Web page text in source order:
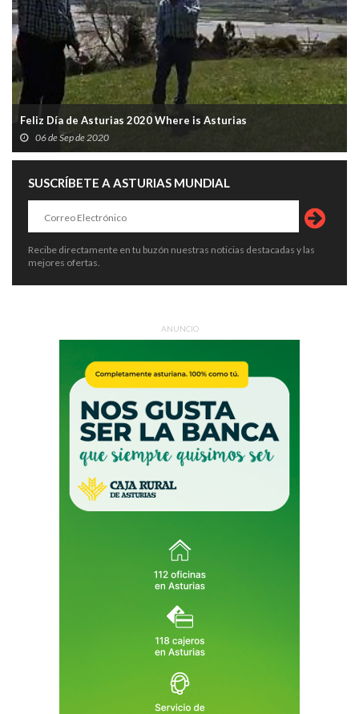
Feliz Día de Asturias 2020 Where is Asturias
06 de Sep de 2020
SUSCRÍBETE A ASTURIAS MUNDIAL
Recibe directamente en tu buzón nuestras noticias destacadas y las
mejores ofertas.
ANUNCIO